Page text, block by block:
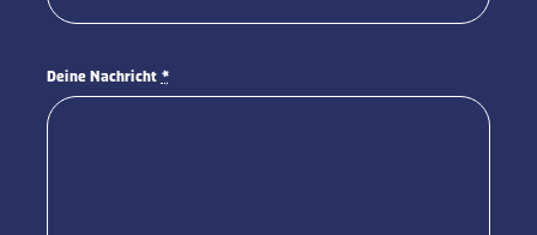
Deine Nachricht *